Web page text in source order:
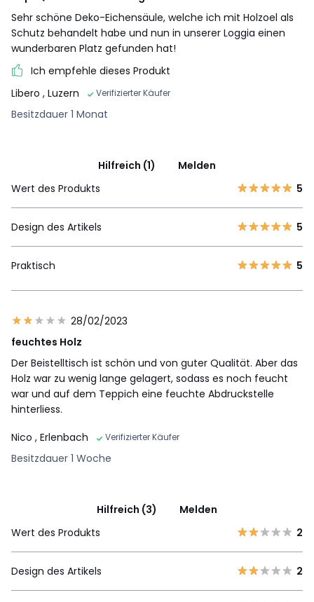
Sehr schöne Deko-Eichensäule, welche ich mit Holzoel als
Schutz behandelt habe und nun in unserer Loggia einen
wunderbaren Platz gefunden hat!
Ich empfehle dieses Produkt
Libero , Luzern Verifizierter Käufer
Besitzdauer 1 Monat
Hilfreich (1)
Melden
Wert des Produkts
5
Design des Artikels 5
Praktisch 5
28/02/2023
feuchtes Holz
Der Beistelltisch ist schön und von guter Qualität. Aber das
Holz war zu wenig lange gelagert, sodass es noch feucht
war und auf dem Teppich eine feuchte Abdruckstelle
hinterliess.
Nico , Erlenbach Verifizierter Käufer
Besitzdauer 1 Woche
Hilfreich (3)
Melden
Wert des Produkts
2
Design des Artikels 2